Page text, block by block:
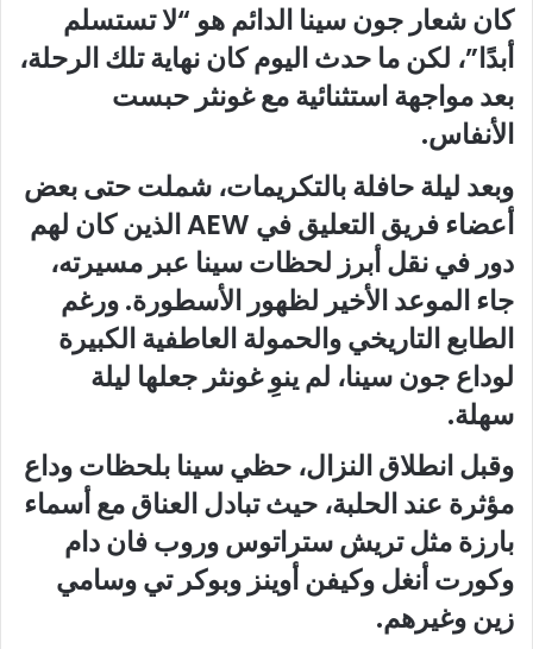
كان شعار جون سينا الدائم هو “لا تستسلم
أبدًا”، لكن ما حدث اليوم كان نهاية تلك الرحلة،
بعد مواجهة استثنائية مع غونثر حبست
الأنفاس.
وبعد ليلة حافلة بالتكريمات، شملت حتى بعض
أعضاء فريق التعليق في AEW الذين كان لهم
دور في نقل أبرز لحظات سينا عبر مسيرته،
جاء الموعد الأخير لظهور الأسطورة. ورغم
الطابع التاريخي والحمولة العاطفية الكبيرة
لوداع جون سينا، لم ينوِ غونثر جعلها ليلة
سهلة.
وقبل انطلاق النزال، حظي سينا بلحظات وداع
مؤثرة عند الحلبة، حيث تبادل العناق مع أسماء
بارزة مثل تريش ستراتوس وروب فان دام
وكورت أنغل وكيفن أوينز وبوكر تي وسامي
زين وغيرهم.